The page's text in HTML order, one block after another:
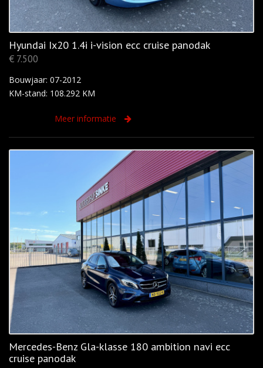
Hyundai Ix20 1.4i i-vision ecc cruise panodak
€ 7.500
Bouwjaar: 07-2012
KM-stand: 108.292 KM
Meer informatie
Mercedes-Benz Gla-klasse 180 ambition navi ecc
cruise panodak